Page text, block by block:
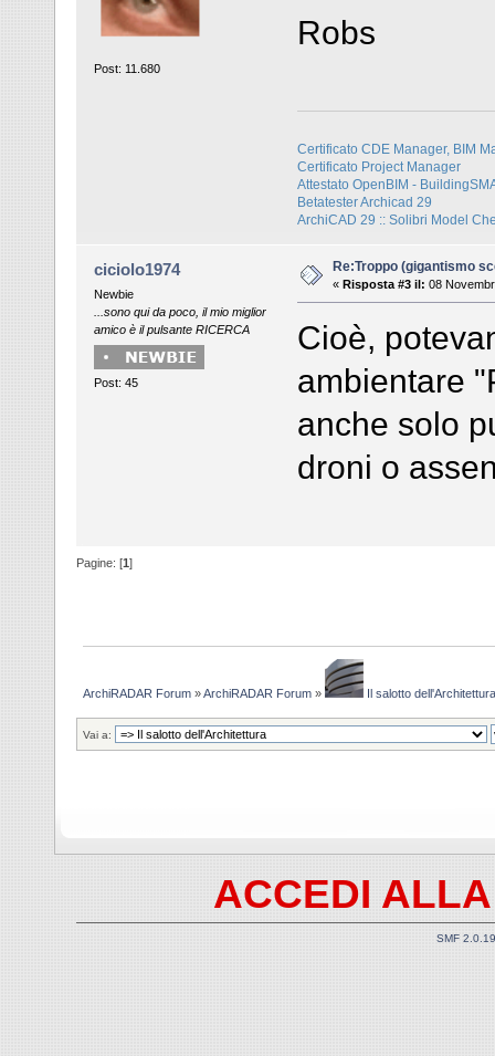
Post: 11.680
Robs
Certificato CDE Manager, BIM
Certificato Project Manager
Attestato OpenBIM -
Betatester Archicad 29
ArchiCAD 29 :: Solibri Model
ciciolo1974
Newbie
...sono qui da poco, il mio miglior
amico è il pulsante RICERCA
Post: 45
Re:Troppo (gigantismo
« Risposta #3 il: 08
Cioè,
ambientare
anche solo
droni o
Pagine: [1 ]
ArchiRADAR Forum »ArchiRADAR Forum » Il salotto
Vai a:
ACCEDI
SMF 2.0.19